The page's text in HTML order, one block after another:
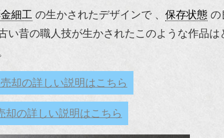
細工 の生かされたデザインで 、 保存状態 の
い昔の職人技が生かされたこのような作品は
却の詳しい説明はこちら
却の詳しい説明はこちら